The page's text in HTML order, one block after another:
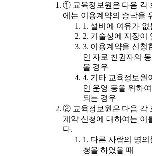
① 교육정보원은 다음 각
에는 이용계약의 승낙을
1. 설비에 여유가 없
2. 기술상에 지장이
3. 이용계약을 신청
인 자로 친권자의
을 경우
4. 기타 교육정보원
인 운영 등을 위하
되는 경우
② 교육정보원은 다음 각
계약 신청에 대하여는 이
다.
1. 다른 사람의 명
청을 하였을 때